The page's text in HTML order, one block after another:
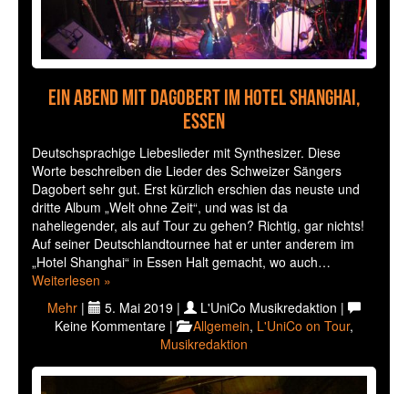
Ein Abend mit Dagobert im Hotel Shanghai,
Essen
Deutschsprachige Liebeslieder mit Synthesizer. Diese
Worte beschreiben die Lieder des Schweizer Sängers
Dagobert sehr gut. Erst kürzlich erschien das neuste und
dritte Album „Welt ohne Zeit“, und was ist da
naheliegender, als auf Tour zu gehen? Richtig, gar nichts!
Auf seiner Deutschlandtournee hat er unter anderem im
„Hotel Shanghai“ in Essen Halt gemacht, wo auch…
Weiterlesen »
Mehr | 5. Mai 2019 |
L'UniCo Musikredaktion |
Keine Kommentare |
Allgemein, L'UniCo on Tour,
Musikredaktion